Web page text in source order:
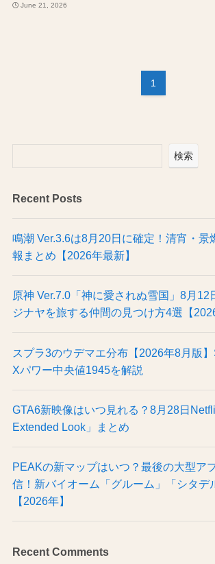
June 21, 2026
1
検索
Recent Posts
鳴潮 Ver.3.6は8月20日に確定！清宵・景
報まとめ【2026年最新】
原神 Ver.7.0「神に愛されぬ雪国」8月12
ジナヤを旅する仲間の見つけ方4選【
スプラ3のウデマエ分布【2026年8月版】
Xパワー中央値1945を解説
GTA6新映像はいつ見れる？8月28日
Extended Look」まとめ
PEAKの新マップはいつ？最後の大型ア
信！新バイオーム「グルーム」「シタデ
【2026年】
Recent Comments